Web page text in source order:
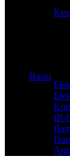
Bastu
IR-